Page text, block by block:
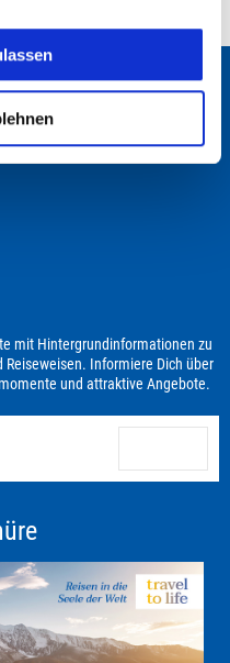
mit Hintergrundinformationen zu
Reiseweisen. Informiere Dich über
und attraktive Angebote.